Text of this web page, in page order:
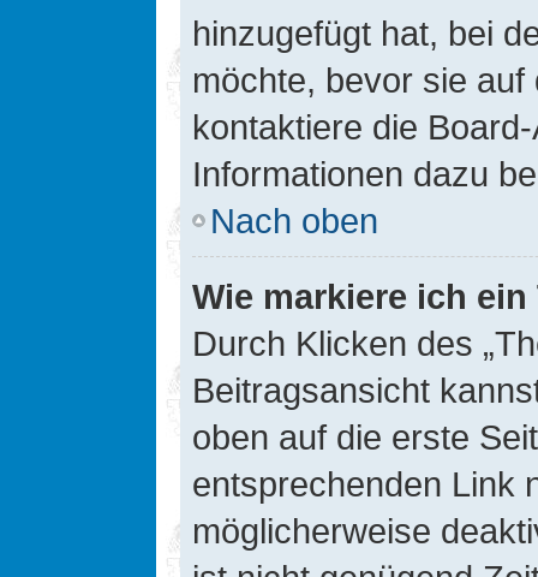
hinzugefügt hat, bei
möchte, bevor sie
kontaktiere die
Informationen dazu
Nach oben
Wie markiere ich
Durch Klicken des
Beitragsansicht
oben auf die erste
entsprechenden Link
möglicherweise